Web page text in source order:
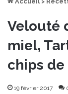
Velouté
miel,
chips
19 février 2017